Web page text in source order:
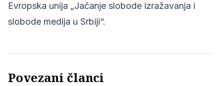
Evropska unija „Jačanje slobode izražavanja i
slobode medija u Srbiji“.
Povezani članci